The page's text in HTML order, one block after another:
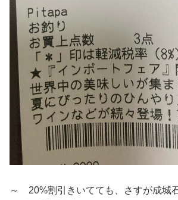
～ 20%割引きいてても、さすが成城